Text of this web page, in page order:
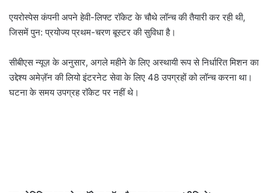
एयरोस्पेस कंपनी अपने हेवी-लिफ्ट रॉकेट के चौथे लॉन्च की तैयारी कर रही थी,
जिसमें पुन: प्रयोज्य प्रथम-चरण बूस्टर की सुविधा है।
सीबीएस न्यूज़ के अनुसार, अगले महीने के लिए अस्थायी रूप से निर्धारित मिशन का
उद्देश्य अमेज़ॅन की लियो इंटरनेट सेवा के लिए 48 उपग्रहों को लॉन्च करना था।
घटना के समय उपग्रह रॉकेट पर नहीं थे।